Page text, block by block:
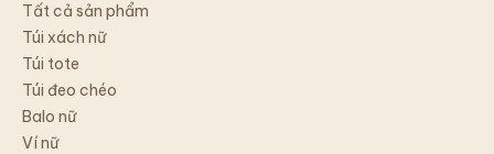
Tất cả sản phẩm
Túi xách nữ
Túi tote
Túi đeo chéo
Balo nữ
Ví nữ